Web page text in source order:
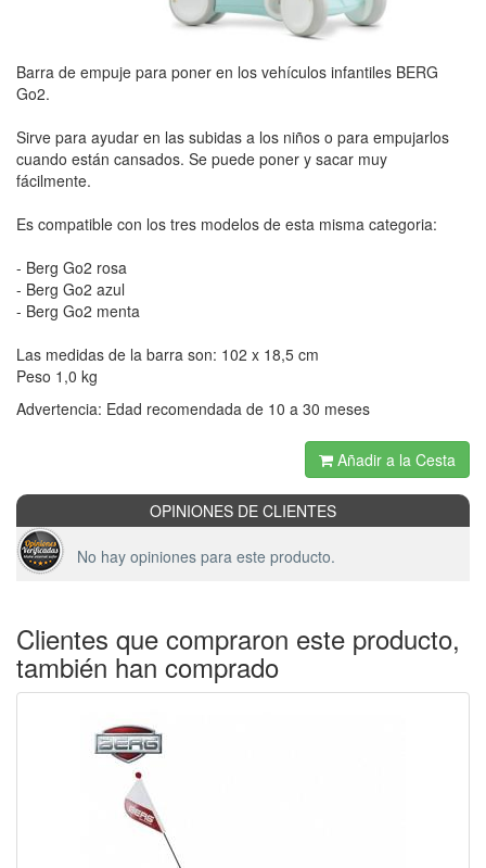
Barra de empuje para poner en los vehículos infantiles BERG
Go2.
Sirve para ayudar en las subidas a los niños o para empujarlos
cuando están cansados. Se puede poner y sacar muy
fácilmente.
Es compatible con los tres modelos de esta misma categoria:
- Berg Go2 rosa
- Berg Go2 azul
- Berg Go2 menta
Las medidas de la barra son: 102 x 18,5 cm
Peso 1,0 kg
Advertencia: Edad recomendada de 10 a 30 meses
Añadir a la Cesta
OPINIONES DE CLIENTES
No hay opiniones para este producto.
Clientes que compraron este producto,
también han comprado